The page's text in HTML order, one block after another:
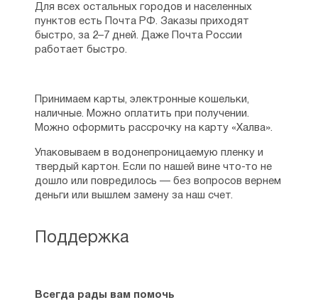
Поддержка
Всегда рады вам помочь
Для всех остальных городов и населенных
пунктов есть Почта РФ. Заказы приходят
быстро, за 2–7 дней. Даже Почта России
работает быстро.
Принимаем карты, электронные кошельки,
наличные. Можно оплатить при получении.
Можно оформить рассрочку на карту «Халва».
Упаковываем в водонепроницаемую пленку и
твердый картон. Если по нашей вине что-то не
дошло или повредилось — без вопросов вернем
деньги или вышлем замену за наш счет.